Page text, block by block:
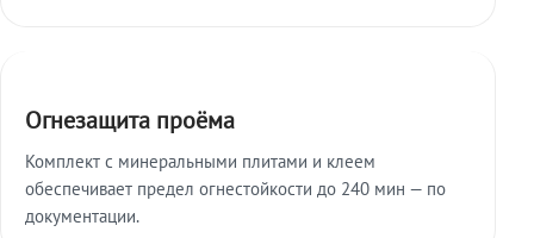
Огнезащита проёма
Комплект с минеральными плитами и клеем
обеспечивает предел огнестойкости до 240 мин — по
документации.